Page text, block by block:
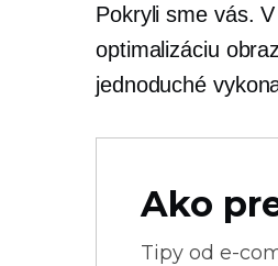
Pokryli sme vás.
optimalizáciu
jednoduché
Ako
Tipy od e-